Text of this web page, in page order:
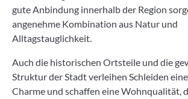
gute Anbindung innerhalb der Region
angenehme Kombination aus Natur und
Alltagstauglichkeit.
Auch die historischen Ortsteile und die
Struktur der Stadt verleihen Schleiden
Charme und schaffen eine Wohnqualität,